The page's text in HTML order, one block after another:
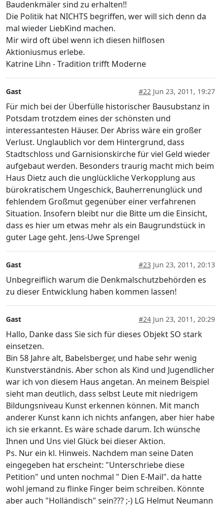
Baudenkmäler sind zu erhalten!!
Die Politik hat NICHTS begriffen, wer will sich denn da
mal wieder LiebKind machen.
Mir wird oft übel wenn ich diesen hilflosen
Aktioniusmus erlebe.
Katrine Lihn - Tradition trifft Moderne
Gast #22 Jun 23, 2011, 19:27
Für mich bei der Überfülle historischer Bausubstanz in
Potsdam trotzdem eines der schönsten und
interessantesten Häuser. Der Abriss wäre ein großer
Verlust. Unglaublich vor dem Hintergrund, dass
Stadtschloss und Garnisionskirche für viel Geld wieder
aufgebaut werden. Besonders traurig macht mich beim
Haus Dietz auch die unglückliche Verkopplung aus
bürokratischem Ungeschick, Bauherrenunglück und
fehlendem Großmut gegenüber einer verfahrenen
Situation. Insofern bleibt nur die Bitte um die Einsicht,
dass es hier um etwas mehr als ein Baugrundstück in
guter Lage geht. Jens-Uwe Sprengel
Gast #23 Jun 23, 2011, 20:13
Unbegreiflich warum die Denkmalschutzbehörden es
zu dieser Entwicklung haben kommen lassen!
Gast #24 Jun 23, 2011, 20:29
Hallo, Danke dass Sie sich für dieses Objekt SO stark
einsetzen.
Bin 58 Jahre alt, Babelsberger, und habe sehr wenig
Kunstverständnis. Aber schon als Kind und Jugendlicher
war ich von diesem Haus angetan. An meinem Beispiel
sieht man deutlich, dass selbst Leute mit niedrigem
Bildungsniveau Kunst erkennen können. Mit manch
anderer Kunst kann ich nichts anfangen, aber hier habe
ich sie erkannt. Es wäre schade darum. Ich wünsche
Ihnen und Uns viel Glück bei dieser Aktion.
Ps. Nur ein kl. Hinweis. Nachdem man seine Daten
eingegeben hat erscheint: "Unterschriebe diese
Petition" und unten nochmal " Dien E-Mail". da hatte
wohl jemand zu flinke Finger beim schreiben. Könnte
aber auch "Holländisch" sein??? ;-) LG Helmut Neumann